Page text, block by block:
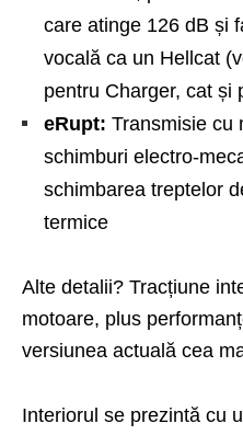
care atinge 126 dB și
vocală ca un Hellcat
pentru Charger, cat și
eRupt: Transmisie cu
schimburi electro-
schimbarea treptelor
termice
Alte detalii? Tracțiune
motoare, plus
versiunea actuală cea
Interiorul se prezintă cu